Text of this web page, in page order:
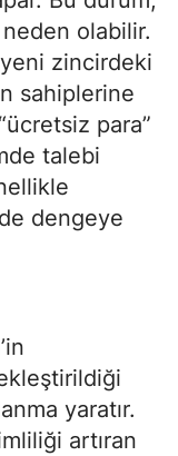
olabilir.
zincirdeki
sahiplerine
para”
talebi
dengeye
yaratır.
artıran